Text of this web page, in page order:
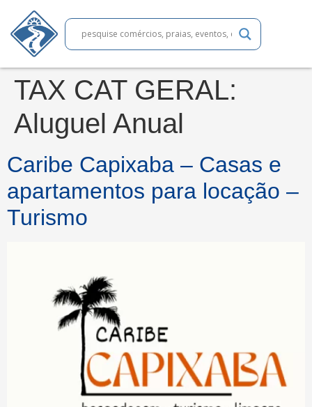
TAX CAT GERAL:
Aluguel Anual
Caribe Capixaba – Casas e
apartamentos para locação –
Turismo